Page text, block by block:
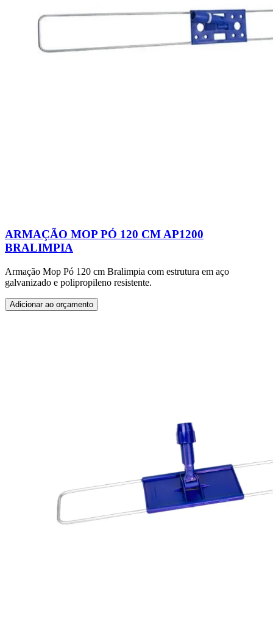
ARMAÇÃO MOP PÓ 120 CM AP1200
BRALIMPIA
Armação Mop Pó 120 cm Bralimpia com estrutura em aço
galvanizado e polipropileno resistente.
Adicionar ao orçamento